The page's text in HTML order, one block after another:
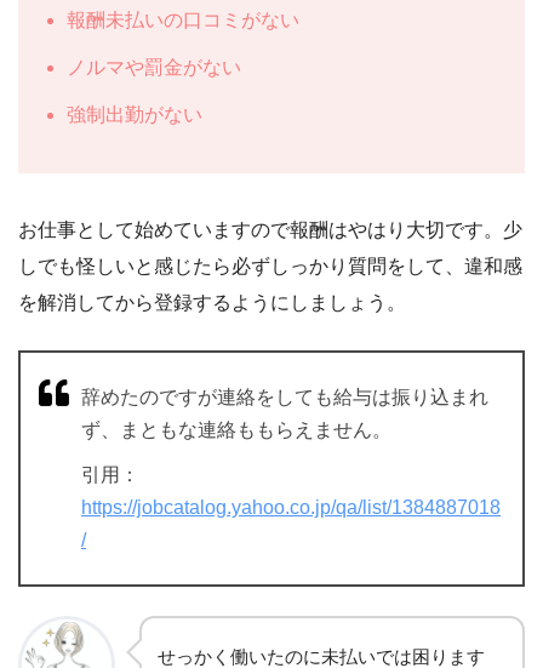
報酬未払いの口コミがない
ノルマや罰金がない
強制出勤がない
お仕事として始めていますので報酬はやはり大切です。少
しでも怪しいと感じたら必ずしっかり質問をして、違和感
を解消してから登録するようにしましょう。
辞めたのですが連絡をしても給与は振り込まれ
ず、まともな連絡ももらえません。
引用：
https://jobcatalog.yahoo.co.jp/qa/list/1384887018
/
せっかく働いたのに未払いでは困ります